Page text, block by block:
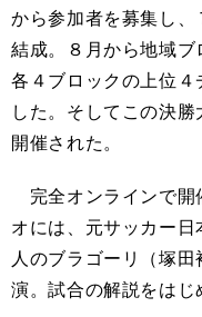
から参加者を募集し
結成。８月から地域ブ
各４ブロックの上位
した。そしてこの決
開催された。
完全オンラインで開
オには、元サッカー
人のブラゴーリ（塚
演。試合の解説をはじ